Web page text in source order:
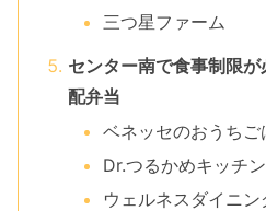
三つ星ファーム
センター南で食事制限
配弁当
ベネッセのおうちご
Dr.つるかめキッチン
ウェルネスダイニン